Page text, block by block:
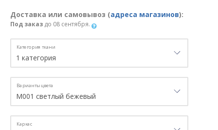
Доставка или самовывоз (адреса магазинов):
Под заказ до 08 сентября.
Категория ткани
Варианты цвета
Каркас